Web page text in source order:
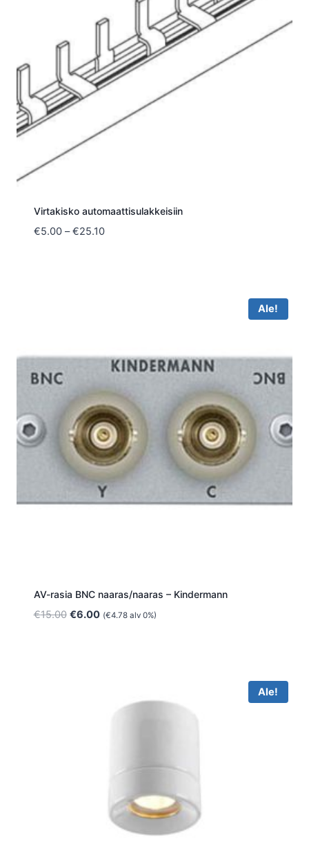
Virtakisko automaattisulakkeisiin
€5.00 – €25.10Hintaluokka:
Ale!
AV-rasia BNC naaras/naaras – Kindermann
€15.00 Alkuperäinen
€6.00Nykyinen
(€4.78alv 0%)
Ale!